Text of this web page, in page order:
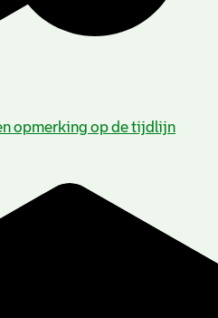
opmerking op de tijdlijn